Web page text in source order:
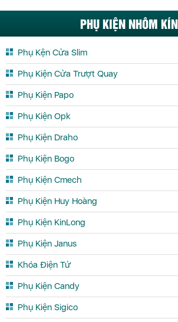
PHỤ KIỆN NHÔM
Phụ Kện Cửa Slim
Phụ Kiện Cửa Trượt Quay
Phụ Kiện Papo
Phụ Kiện Opk
Phụ Kiện Draho
Phụ Kiện Bogo
Phụ Kiện Cmech
Phụ Kiện Huy Hoàng
Phụ Kiện KinLong
Phụ Kiện Janus
Khóa Điện Tử
Phụ Kiện Candy
Phụ Kiện Sigico